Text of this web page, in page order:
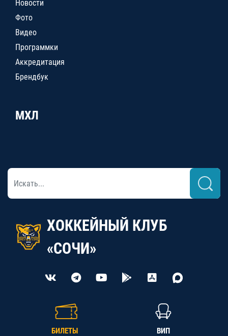
Новости
Фото
Видео
Программки
Аккредитация
Брендбук
МХЛ
ХОККЕЙНЫЙ КЛУБ
«СОЧИ»
БИЛЕТЫ ВИП